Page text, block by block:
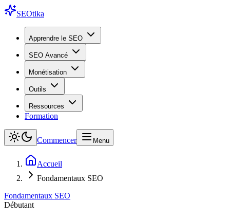
SEOtika
Apprendre le SEO
SEO Avancé
Monétisation
Outils
Ressources
Formation
Commencer Menu
Accueil
Fondamentaux SEO
Fondamentaux SEO
Débutant